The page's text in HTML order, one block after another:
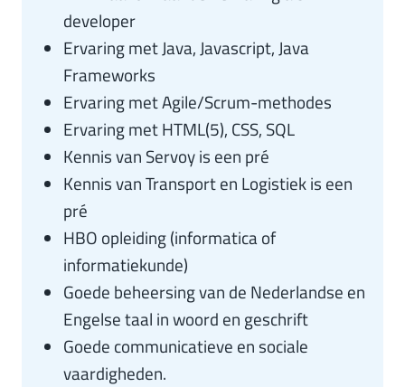
developer
Ervaring met Java, Javascript, Java
Frameworks
Ervaring met Agile/Scrum-methodes
Ervaring met HTML(5), CSS, SQL
Kennis van Servoy is een pré
Kennis van Transport en Logistiek is een
pré
HBO opleiding (informatica of
informatiekunde)
Goede beheersing van de Nederlandse en
Engelse taal in woord en geschrift
Goede communicatieve en sociale
vaardigheden.